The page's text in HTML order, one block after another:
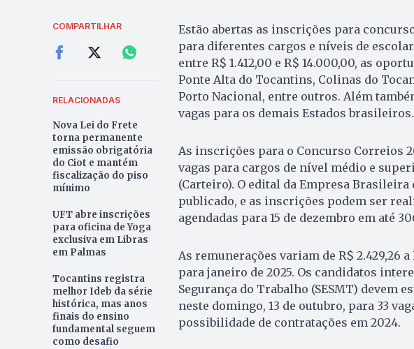
COMPARTILHAR
RELACIONADAS
Nova Lei do Frete
torna permanente
emissão obrigatória
do Ciot e mantém
fiscalização do piso
mínimo
UFT abre inscrições
para oficina de Yoga
exclusiva em Libras
em Palmas
Tocantins registra
melhor Ideb da série
histórica, mas anos
finais do ensino
fundamental seguem
como desafio
Estão abertas as inscrições para
para diferentes cargos e níveis de
entre R$ 1.412,00 e R$ 14.000,00, as
Ponte Alta do Tocantins, Colinas do
Porto Nacional, entre outros. Além
vagas para os demais Estados brasileiros.
As inscrições para o Concurso Correios
vagas para cargos de nível médio e
(Carteiro). O edital da Empresa
publicado, e as inscrições podem ser
agendadas para 15 de dezembro em até
As remunerações variam de R$ 2.429,26
para janeiro de 2025. Os candidatos
Segurança do Trabalho (SESMT) devem
neste domingo, 13 de outubro, para 33
possibilidade de contratações em 2024.